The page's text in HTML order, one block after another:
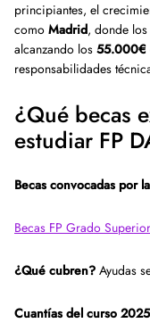
principiantes, el
como Madrid, donde
alcanzando los 55.000€
responsabilidades
¿Qué becas
estudiar FP
Becas convocadas por
Becas FP Grado
¿Qué cubren? Ayudas
Cuantías del curso